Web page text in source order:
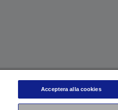
Acceptera alla cookies